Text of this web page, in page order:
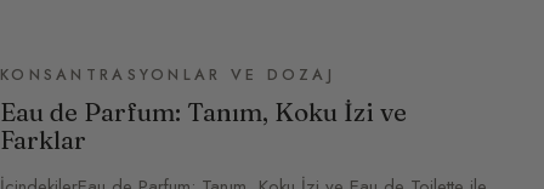
KONSANTRASYONLAR VE DOZAJ
Eau de Parfum: Tanım, Koku İzi ve
Farklar